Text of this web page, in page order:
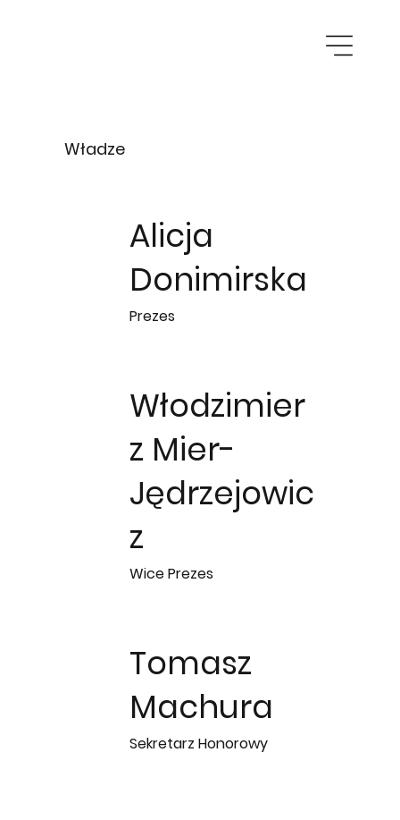
Władze
Alicja
Donimirska
Prezes
Włodzimier
z Mier-
Jędrzejowic
z
Wice Prezes
Tomasz
Machura
Sekretarz Honorowy